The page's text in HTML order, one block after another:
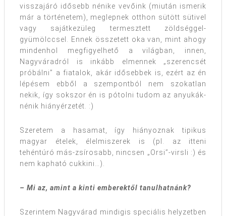
visszajáró idősebb nénike vevőink (miután ismerik
már a történetem), meglepnek otthon sütött sütivel
vagy sajátkezüleg termesztett zöldséggel-
gyümölccsel. Ennek összetett oka van, mint ahogy
mindenhol megfigyelhető a világban, innen,
Nagyváradról is inkább elmennek „szerencsét
próbálni” a fiatalok, akár idősebbek is, ezért az én
lépésem ebből a szempontból nem szokatlan
nekik, így sokszor én is pótolni tudom az anyukák-
nénik hiányérzetét. :)
Szeretem a hasamat, így hiányoznak tipikus
magyar ételek, élelmiszerek is (pl. az itteni
tehéntúró más-zsírosabb, nincsen „Orsi”-virsli :) és
nem kapható cukkini…).
– Mi az, amint a kinti emberektől tanulhatnánk?
Szerintem Nagyvárad mindigis speciális helyzetben